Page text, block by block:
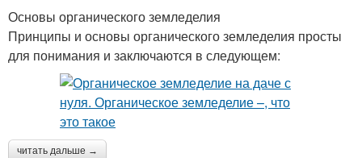
Основы органического земледелия
Принципы и основы органического земледелия просты
для понимания и заключаются в следующем:
читать дальше →